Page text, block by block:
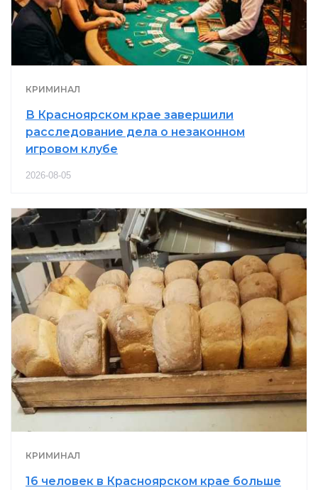
КРИМИНАЛ
В Красноярском крае завершили
расследование дела о незаконном
игровом клубе
2026-08-05
КРИМИНАЛ
16 человек в Красноярском крае больше